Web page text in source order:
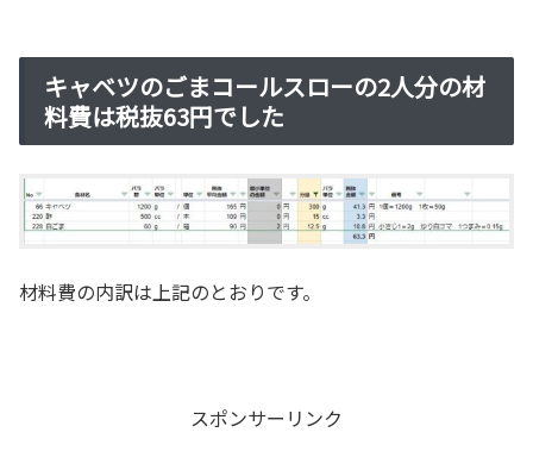
キャベツのごまコールスローの2人分の材
料費は税抜63円でした
材料費の内訳は上記のとおりです。
スポンサーリンク